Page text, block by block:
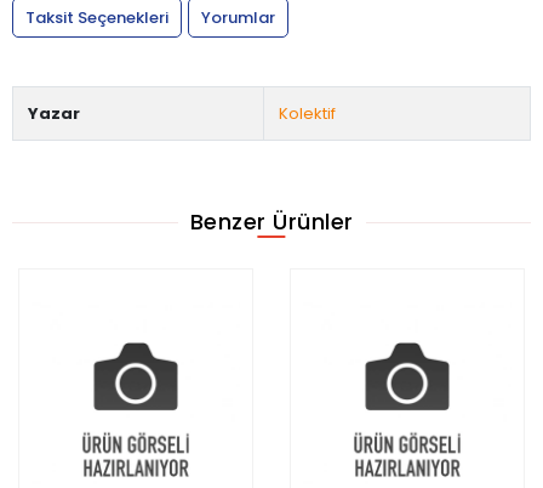
Taksit Seçenekleri
Yorumlar
Yazar Kolektif
Benzer Ürünler